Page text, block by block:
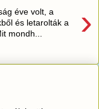
›
éve volt, a
és letarolták a
mondh...